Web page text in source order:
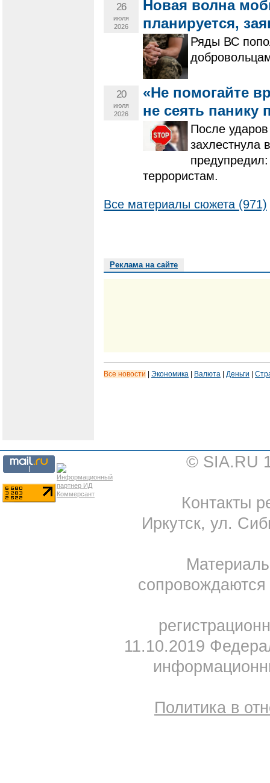
26
июля
2026
Новая волна
планируется,
Ряды ВС
20
июля
2026
«Не помогайте
не сеять панику
После
захлестнула
предупредил:
террористам.
Все материалы сюжета (971)
Реклама на сайте
Все новости Экономика Валюта Деньги
© SIA.RU
Контакты
Иркутск, ул.
11.10.2019
Политика в